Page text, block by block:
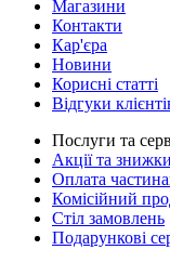
Магазини
Контакти
Кар'єра
Новини
Корисні статті
Відгуки
Послуги та
Акції та знижки
Оплата
Комісійний
Стіл замовлень
Подарункові